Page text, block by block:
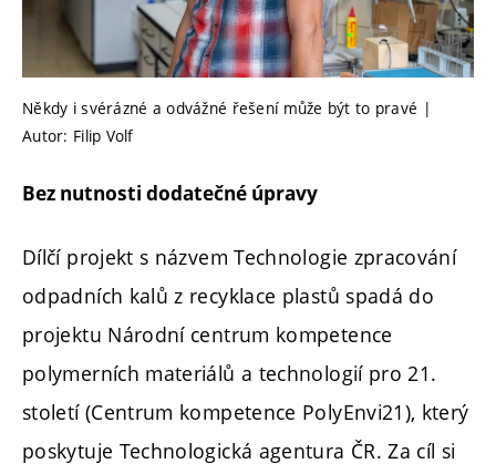
Někdy i svérázné a odvážné řešení může být to pravé |
Autor: Filip Volf
Bez nutnosti dodatečné úpravy
Dílčí projekt s názvem Technologie zpracování
odpadních kalů z recyklace plastů spadá do
projektu Národní centrum kompetence
polymerních materiálů a technologií pro 21.
století (Centrum kompetence PolyEnvi21), který
poskytuje Technologická agentura ČR. Za cíl si